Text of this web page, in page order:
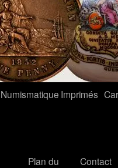
Numismatique Imprimés
Plan du
Contact